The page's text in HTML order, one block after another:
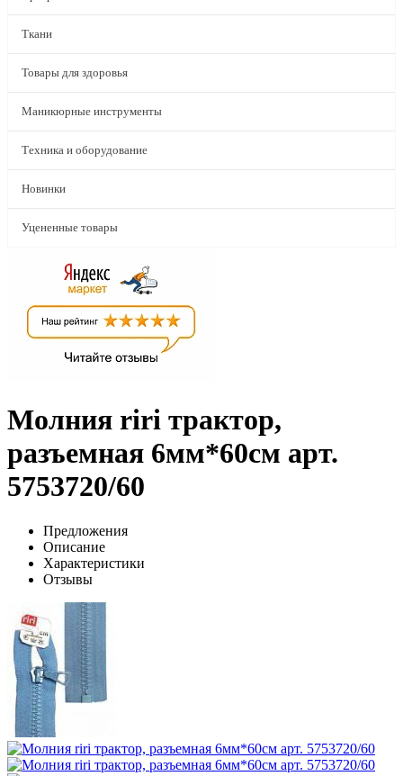
Ткани
Товары для здоровья
Маникюрные инструменты
Техника и оборудование
Новинки
Уцененные товары
Молния riri трактор,
разъемная 6мм*60см арт.
5753720/60
Предложения
Описание
Характеристики
Отзывы